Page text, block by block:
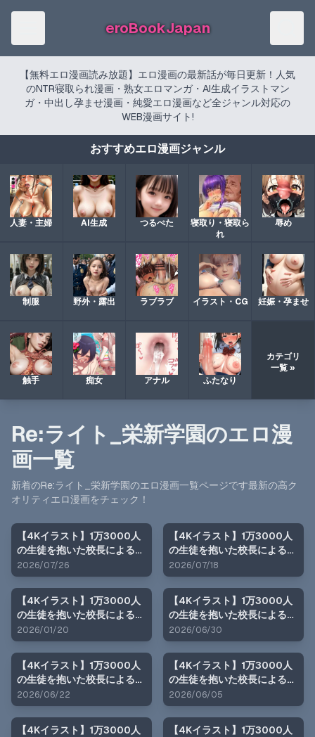
eroBookJapan
【無料エロ漫画読み放題】エロ漫画の最新話が毎日更新！人気
のNTR寝取られ漫画・熟女エロマンガ・AI生成イラストマン
ガ・中出し孕ませ漫画・純愛エロ漫画など全ジャンル対応の
WEB漫画サイト!
おすすめエロ漫画ジャンル
人妻・主婦 AI生成 つるぺた
寝取り・寝取ら
れ
辱め
制服 野外・露出 ラブラブ イラスト・CG 妊娠・孕ませ
触手 痴女 アナル ふたなり
カテゴリ
一覧 »
Re:ライト_栄新学園のエロ漫
画一覧
新着のRe:ライト_栄新学園のエロ漫画一覧ページです最新の高ク
オリティエロ漫画をチェック！
【4Kイラスト】1万3000人
の生徒を抱いた校長による榊
原春香への性指導（林間合宿
編）
2026/07/26
【4Kイラスト】1万3000人
の生徒を抱いた校長による女
子生徒への性指導（体育祭
編）
2026/07/18
【4Kイラスト】1万3000人
の生徒を抱いた校長による女
子生徒への性指導（巫女バイ
ト編）
2026/01/20
【4Kイラスト】1万3000人
の生徒を抱いた校長による森
あかりへの性指導（体育祭
編）
2026/06/30
【4Kイラスト】1万3000人
の生徒を抱いた校長による榊
原春香への性指導（体育祭
編）
2026/06/22
【4Kイラスト】1万3000人
の生徒を抱いた校長による篠
原結衣への性指導（身体測定
編）
2026/06/05
【4Kイラスト】1万3000人
【4Kイラスト】1万3000人